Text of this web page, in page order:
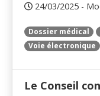
24/03/2025 -
Dossier médical
Voie électronique
Le Conseil